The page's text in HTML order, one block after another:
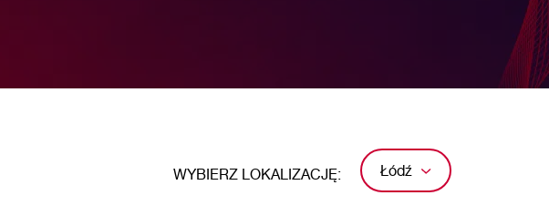
WYBIERZ LOKALIZACJĘ: Łódź